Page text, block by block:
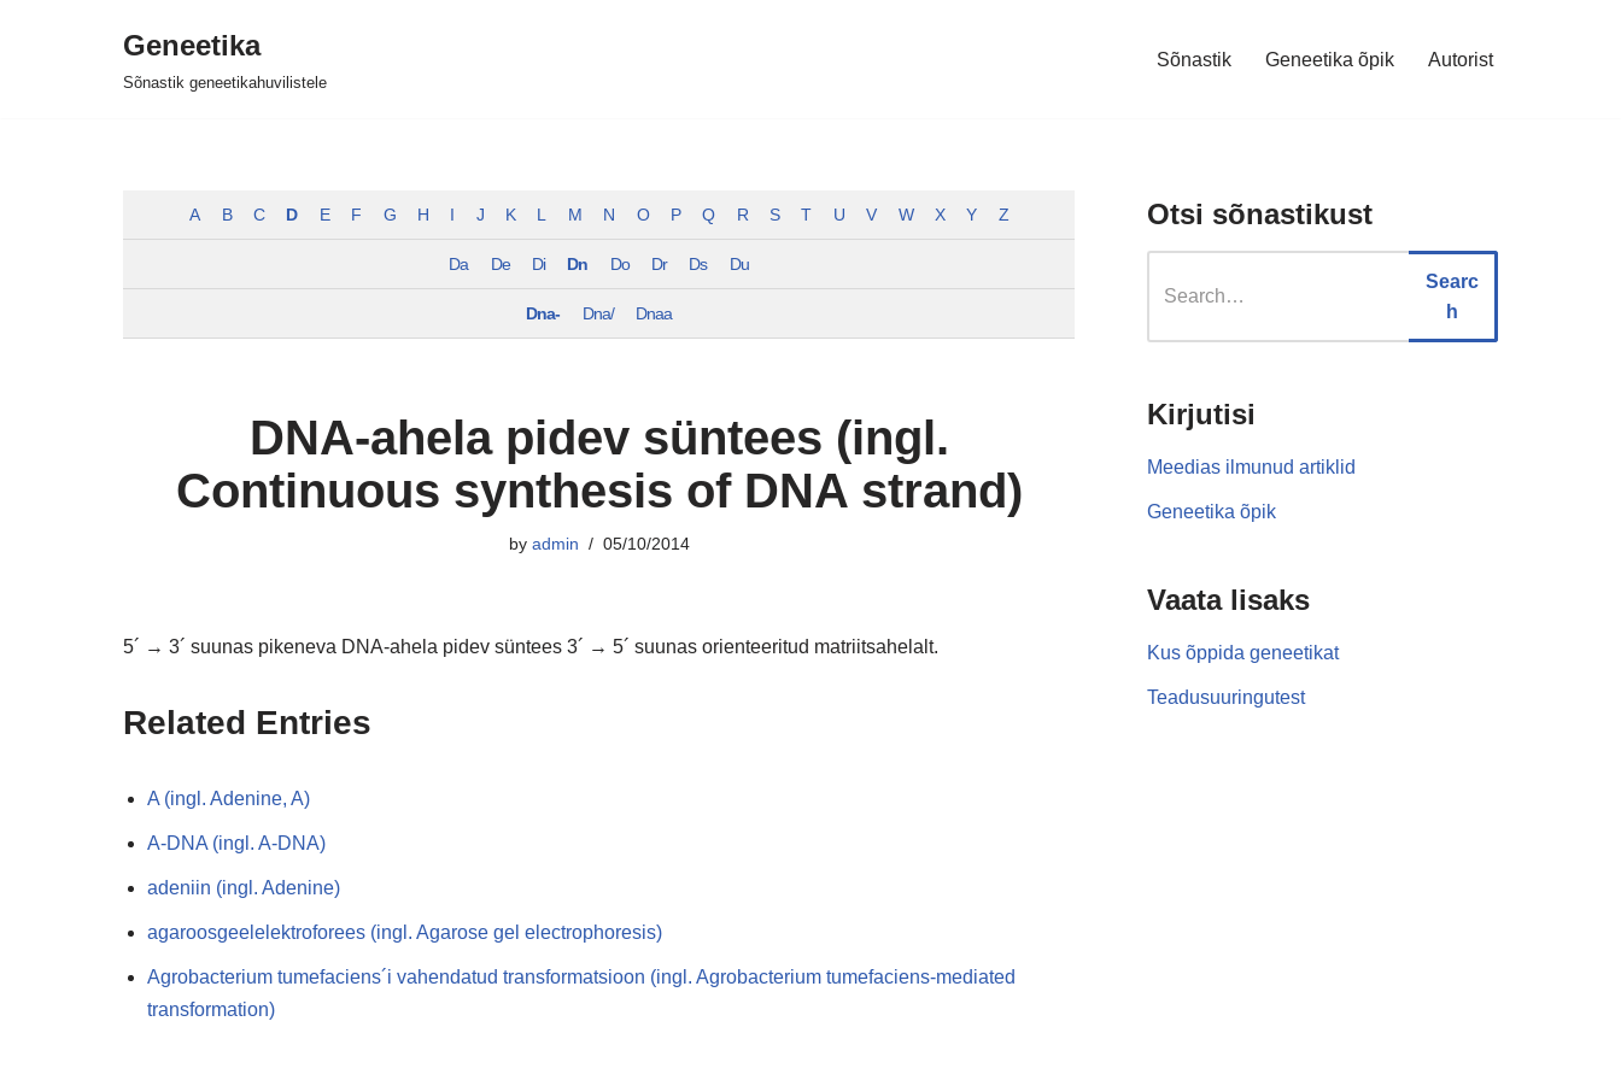
Geneetika
Sõnastik geneetikahuvilistele
Sõnastik Geneetika õpik Autorist
A B C D E F G H I J K L M N O P Q R S T U V W X Y Z
Da De Di Dn Do Dr Ds Du
Dna- Dna/ Dnaa
DNA-ahela pidev süntees (ingl.
Continuous synthesis of DNA strand)
by admin 05/10/2014
5´ → 3´ suunas pikeneva DNA-ahela pidev süntees 3´ → 5´ suunas orienteeritud matriitsahelalt.
Related Entries
A (ingl. Adenine, A)
A-DNA (ingl. A-DNA)
adeniin (ingl. Adenine)
agaroosgeelelektroforees (ingl. Agarose gel electrophoresis)
Agrobacterium tumefaciens´i vahendatud transformatsioon (ingl. Agrobacterium tumefaciens-mediated
transformation)
Otsi sõnastikust
Searc
h
Kirjutisi
Meedias ilmunud artiklid
Geneetika õpik
Vaata lisaks
Kus õppida geneetikat
Teadusuuringutest